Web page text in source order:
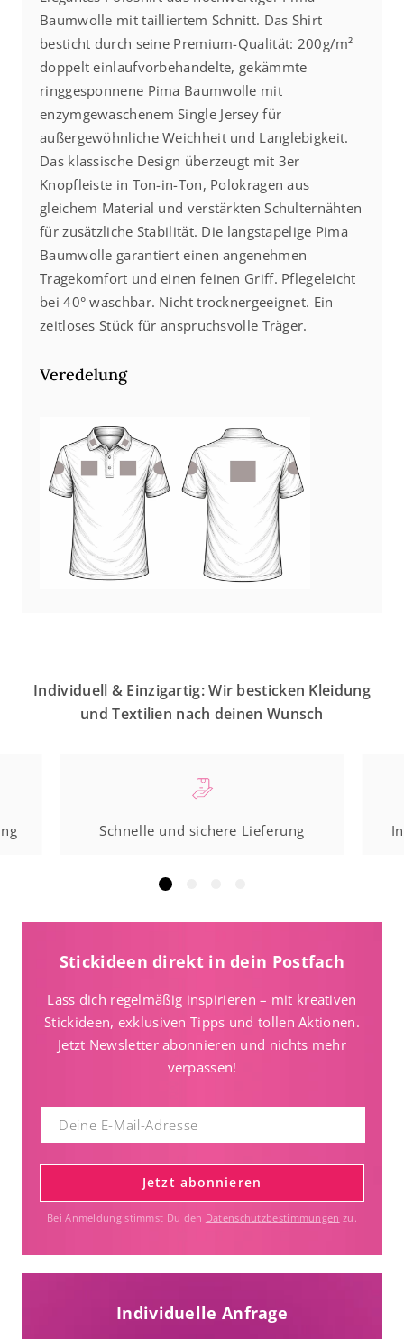
Baumwolle mit tailliertem Schnitt. Das Shirt
besticht durch seine Premium-Qualität: 200g/m²
doppelt einlaufvorbehandelte, gekämmte
ringgesponnene Pima Baumwolle mit
enzymgewaschenem Single Jersey für
außergewöhnliche Weichheit und Langlebigkeit.
Das klassische Design überzeugt mit 3er
Knopfleiste in Ton-in-Ton, Polokragen aus
gleichem Material und verstärkten Schulternähten
für zusätzliche Stabilität. Die langstapelige Pima
Baumwolle garantiert einen angenehmen
Tragekomfort und einen feinen Griff. Pflegeleicht
bei 40° waschbar. Nicht trocknergeeignet. Ein
zeitloses Stück für anspruchsvolle Träger.
Veredelung
Individuell & Einzigartig: Wir besticken Kleidung
und Textilien nach deinen Wunsch
Schnelle und sichere Lieferung
Stickideen direkt in dein Postfach
Lass dich regelmäßig inspirieren – mit kreativen
Stickideen, exklusiven Tipps und tollen Aktionen.
Jetzt Newsletter abonnieren und nichts mehr
verpassen!
Jetzt abonnieren
Bei Anmeldung stimmst Du den Datenschutzbestimmungen zu.
Individuelle Anfrage